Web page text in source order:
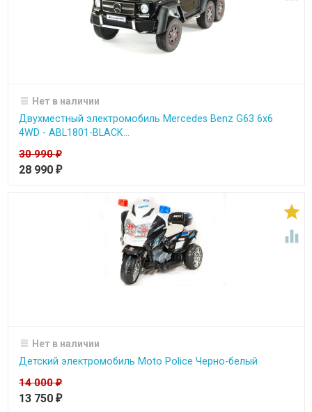
Нет в наличии
Двухместный электромобиль Mercedes Benz G63 6x6
4WD - ABL1801-BLACK...
30 990₽
28 990 ₽


Нет в наличии
Детский электромобиль Moto Police Черно-белый
14 000₽
13 750 ₽